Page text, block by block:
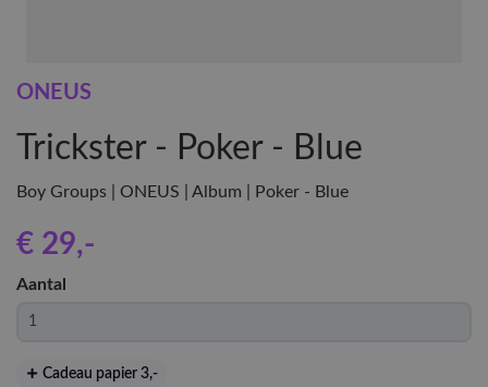
ONEUS
Trickster - Poker - Blue
Boy Groups | ONEUS | Album | Poker - Blue
€ 29,-
Aantal
Cadeau papier 3,-